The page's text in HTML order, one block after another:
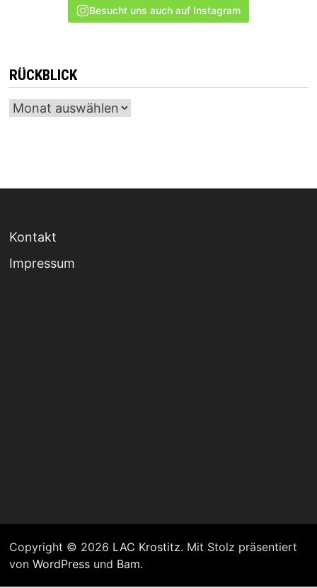
Besucht uns auch auf Instagram
RÜCKBLICK
Archiv
Kontakt
Impressum
Copyright © 2026 LAC Krostitz. Mit Stolz präsentiert
von WordPressund Bam.